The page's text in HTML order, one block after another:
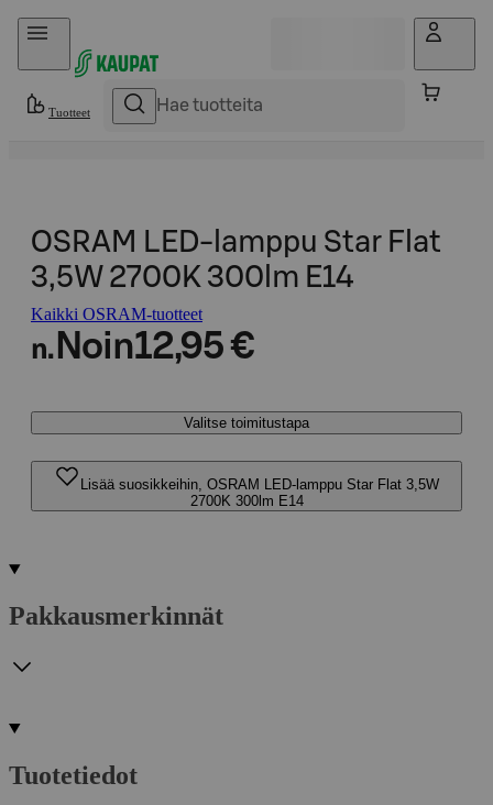
Hyppää sisältöön
Tuotteet
OSRAM LED-lamppu Star Flat
3,5W 2700K 300lm E14
Kaikki OSRAM-tuotteet
n. Noin12,95 €
Valitse toimitustapa
Lisää suosikkeihin, OSRAM LED-lamppu Star Flat 3,5W
2700K 300lm E14
Pakkausmerkinnät
Tuotetiedot